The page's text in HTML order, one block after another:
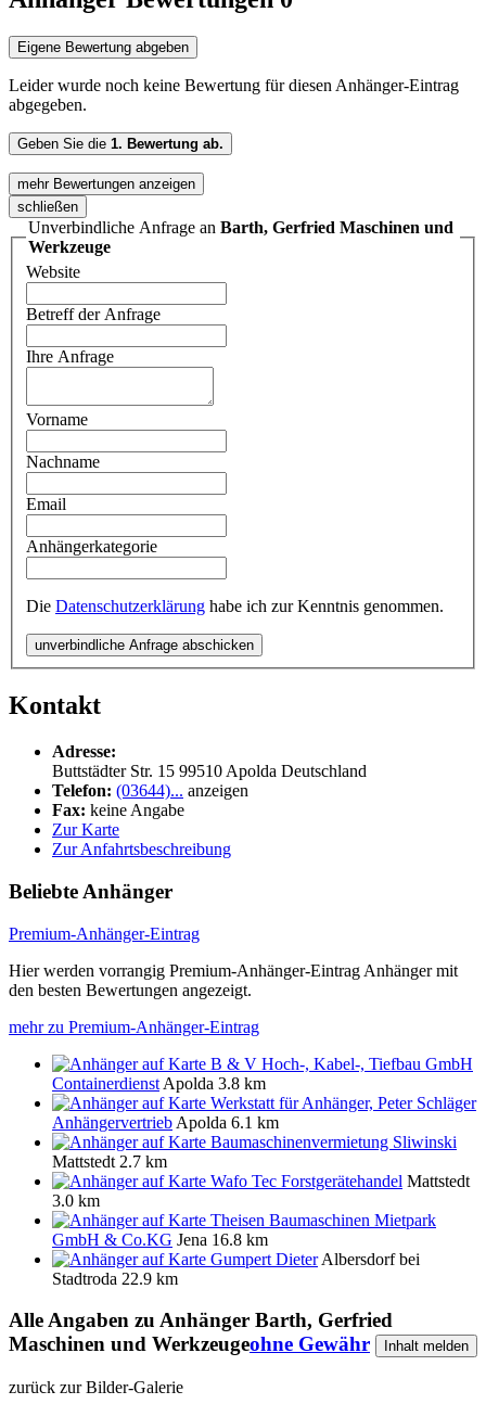
Eigene Bewertung abgeben
Leider wurde noch keine Bewertung für diesen Anhänger-Eintrag
abgegeben.
Geben Sie die 1. Bewertung ab.
mehr Bewertungen anzeigen
schließen
Unverbindliche Anfrage an Barth, Gerfried Maschinen und
Werkzeuge
Website
Betreff der Anfrage
Ihre Anfrage
Vorname
Nachname
Email
Anhängerkategorie
Die Datenschutzerklärung habe ich zur Kenntnis genommen.
unverbindliche Anfrage abschicken
Kontakt
Adresse:
Buttstädter Str. 15 99510 Apolda Deutschland
Telefon: (03644)... anzeigen
Fax: keine Angabe
Zur Karte
Zur Anfahrtsbeschreibung
Beliebte Anhänger
Premium-Anhänger-Eintrag
Hier werden vorrangig Premium-Anhänger-Eintrag Anhänger mit
den besten Bewertungen angezeigt.
mehr zu Premium-Anhänger-Eintrag
B & V Hoch-, Kabel-, Tiefbau GmbH
Containerdienst Apolda 3.8 km
Werkstatt für Anhänger, Peter Schläger
Anhängervertrieb Apolda 6.1 km
Baumaschinenvermietung Sliwinski
Mattstedt 2.7 km
Wafo Tec Forstgerätehandel Mattstedt
3.0 km
Theisen Baumaschinen Mietpark
GmbH & Co.KG Jena 16.8 km
Gumpert Dieter Albersdorf bei
Stadtroda 22.9 km
Alle Angaben zu Anhänger Barth, Gerfried
Maschinen und Werkzeugeohne Gewähr Inhalt melden
zurück zur Bilder-Galerie